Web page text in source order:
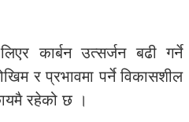
कार्बन उत्सर्जन बढी गर्ने
र प्रभावमा पर्ने विकासशील
रहेको छ ।